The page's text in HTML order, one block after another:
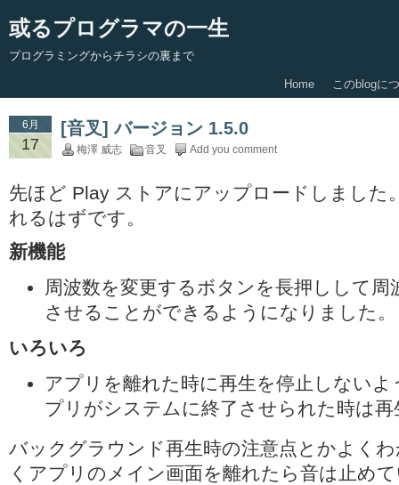
或るプログラマの一生
プログラミングからチラシの裏まで
Home このblogに
6月
17
[音叉] バージョン 1.5.0
梅澤 威志 音叉 Add you comment
先ほど Play ストアにアップロードしました
れるはずです。
新機能
周波数を変更するボタンを長押しして周
させることができるようになりました。
いろいろ
アプリを離れた時に再生を停止しない
プリがシステムに終了させられた時は
バックグラウンド再生時の注意点とかよく
くアプリのメイン画面を離れたら音は止め